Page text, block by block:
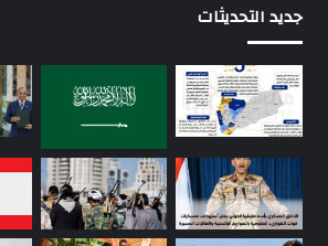
جديد التحديثات